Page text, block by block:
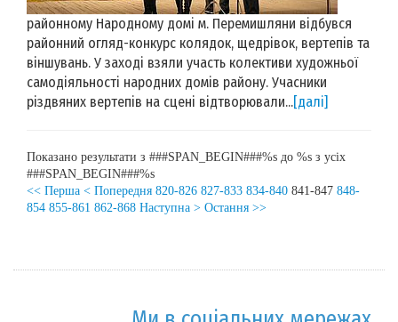
районному Народному домі м. Перемишляни відбувся
районний огляд-конкурс колядок, щедрівок, вертепів та
віншувань. У заході взяли участь колективи художньої
самодіяльності народних домів району. Учасники
різдвяних вертепів на сцені відтворювали...[далі]
Показано результати з ###SPAN_BEGIN###%s до %s з усіх
###SPAN_BEGIN###%s
<< Перша < Попередня 820-826 827-833 834-840 841-847 848-
854 855-861 862-868 Наступна > Остання >>